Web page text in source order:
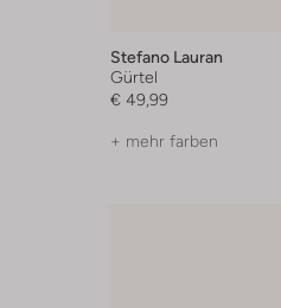
Stefano Lauran
Gürtel
€ 49,99
+ mehr farben